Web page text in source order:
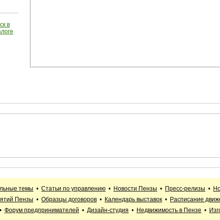
в
темы • Статьи по управлению • Новости Пензы • Пресс-релизы •
Пензы • Образцы договоров • Календарь выставок • Расписание
Форум предпринимателей • Дизайн-студия • Недвижимость в Пензе •